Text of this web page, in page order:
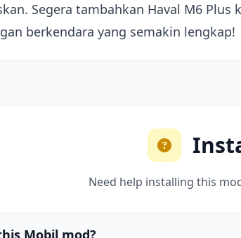
Segera tambahkan Haval M6 Plus
berkendara yang semakin lengkap!
Need help installing this
Mobil mod?